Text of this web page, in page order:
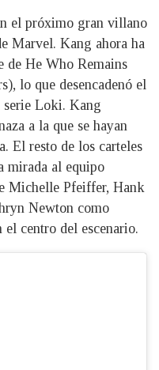
el próximo gran villano
Marvel. Kang ahora ha
de He Who Remains
lo que desencadenó el
serie Loki. Kang
a la que se hayan
El resto de los carteles
mirada al equipo
Michelle Pfeiffer, Hank
Newton como
centro del escenario.